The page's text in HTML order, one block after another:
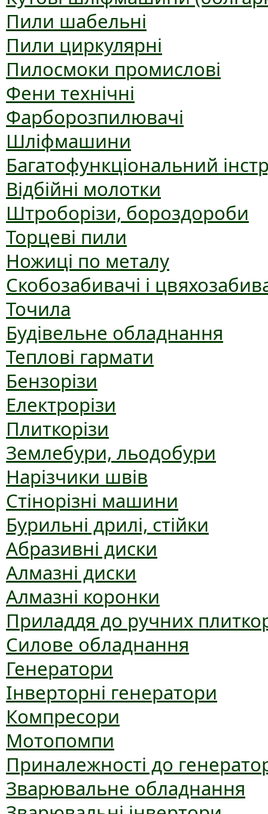
Пили шабельні
Пили циркулярні
Пилосмоки промислові
Фени технічні
Фарборозпилювачі
Шліфмашини
Багатофункціональний
Відбійні молотки
Штроборізи, бороздороби
Торцеві пили
Ножиці по металу
Скобозабивачі і
Точила
Будівельне обладнання
Теплові гармати
Бензорізи
Електрорізи
Плиткорізи
Землебури, льодобури
Нарізчики швів
Стінорізні машини
Бурильні дрилі, стійки
Абразивні диски
Алмазні диски
Алмазні коронки
Приладдя до ручних
Силове обладнання
Генератори
Інверторні генератори
Компресори
Мотопомпи
Приналежності до
Зварювальне обладнання